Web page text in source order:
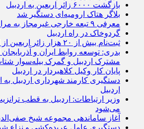
بازگشت ۶۰۰۰ زائر اربعین به اردبیل
بلاگر هتاک ارومیه‌ای دستگیر شد
معرفی ۹ تبعه خارجی غیرمجاز به مراجع قضایی در اردبیل
گردوخاک در راه اردبیل
ثبت‌نام بیش از ۲۰ هزار زائر اربعین از اردبیل
بدری: توسعه روابط ایران و
مشترک اردبیل و گمرک بیله‌سوار
پایان کار وکیل کلاهبردار در اردبیل
دستگیری کارمند شهرداری اردبیل به
اردبیل
وزیر ارتباطات: اردبیل به قطب
می‌شود
آغاز ساماندهی مجموعه شیخ